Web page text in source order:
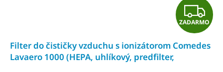
Z
A
D
ZADARMO
Filter do čističky vzduchu s ionizátorom Comedes
Lavaero 1000 (HEPA, uhlíkový, predfilter,